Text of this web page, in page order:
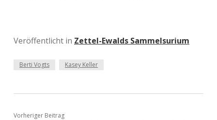
Veröffentlicht in Zettel-Ewalds Sammelsurium
Berti Vogts Kasey Keller
Vorheriger Beitrag